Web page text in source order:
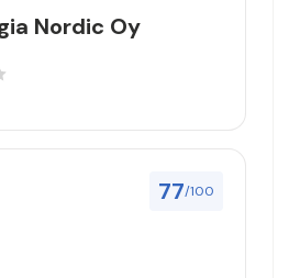
Nordic Oy
77/100